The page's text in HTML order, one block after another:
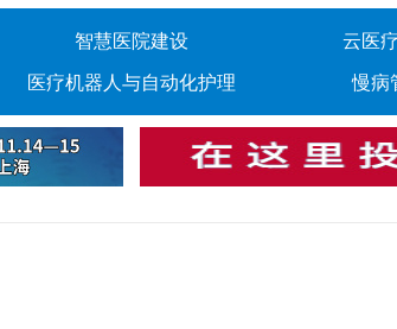
智慧医院建设 云医
医疗机器人与自动化护理 慢病